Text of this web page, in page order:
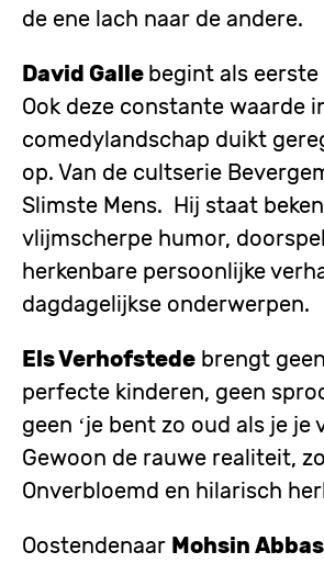
de ene lach naar de andere.
David Galle begint als eerste
Ook deze constante waarde
comedylandschap duikt
op. Van de cultserie
Slimste Mens. Hij staat
vlijmscherpe humor,
herkenbare persoonlijke
dagdagelijkse onderwerpen.
Els Verhofstede brengt
perfecte kinderen, geen
geen ‘je bent zo oud als je je
Gewoon de rauwe realiteit,
Onverbloemd en hilarisch
Oostendenaar Mohsin Abbas